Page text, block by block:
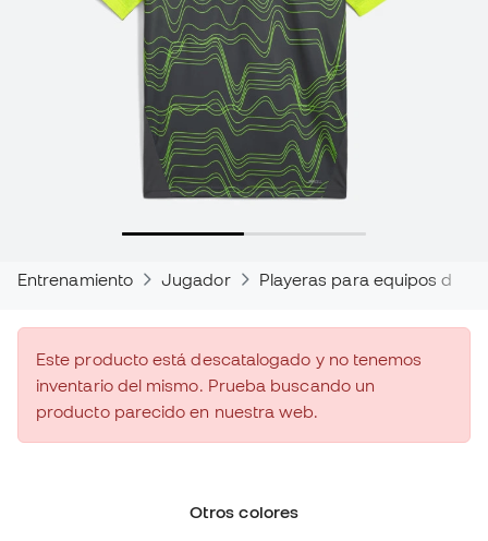
Entrenamiento Jugador Playeras para equipos de
Este producto está descatalogado y no tenemos
inventario del mismo. Prueba buscando un
producto parecido en nuestra web.
Otros colores